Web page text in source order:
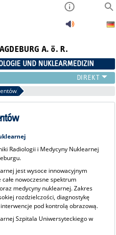
A. ö. R.
UND NUKLEARMEDIZIN
Radiologii i Medycyny Nuklearnej
jest wysoce innowacyjnym
nowoczesne spektrum
medycyny nuklearnej. Zakres
rozdzielczości, diagnostykę
pod kontrolą obrazową.
Szpitala Uniwersyteckiego w